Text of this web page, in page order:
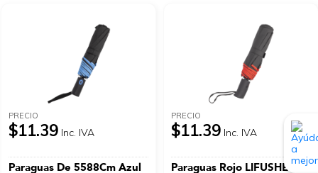
PRECIO
$11.39 Inc. IVA
Paraguas De 5588Cm Azul
PRECIO
$11.39 Inc. IVA
Paraguas Rojo LIFUSHENG